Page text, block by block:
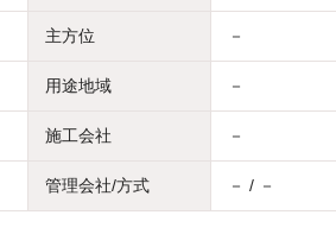
主方位 －
用途地域 －
施工会社 －
管理会社/方式 － / －